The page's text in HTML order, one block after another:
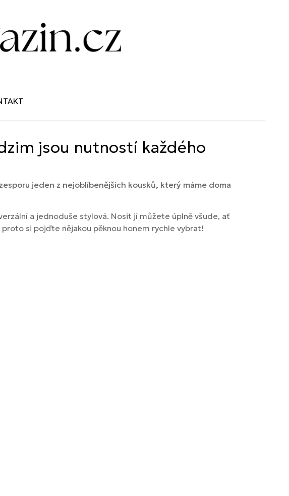
jsou nutností každého
jeden z nejoblíbenějších kousků, který máme doma
a jednoduše stylová. Nosit jí můžete úplně všude, ať
si pojďte nějakou pěknou honem rychle vybrat!